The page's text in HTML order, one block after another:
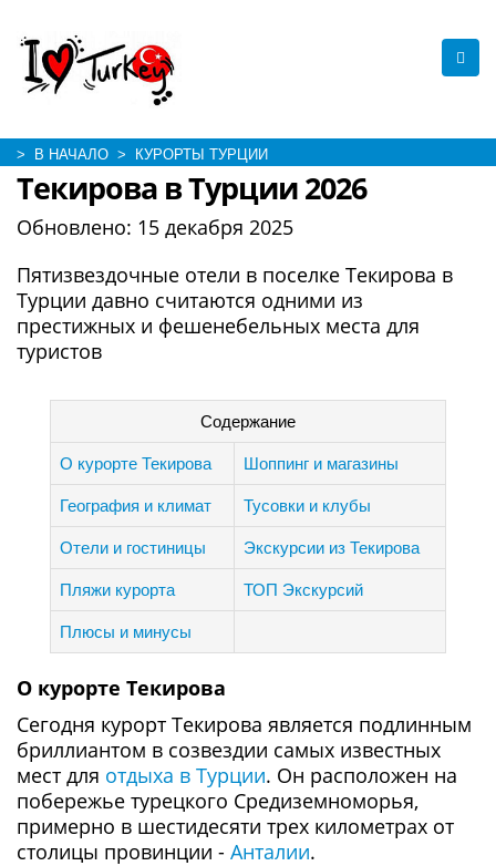
> В НАЧАЛО > КУРОРТЫ ТУРЦИИ
Текирова в Турции 2026
Обновлено: 15 декабря 2025
Пятизвездочные отели в поселке Текирова в
Турции давно считаются одними из
престижных и фешенебельных места для
туристов
Содержание
О курорте Текирова Шоппинг и магазины
География и климат Тусовки и клубы
Отели и гостиницы Экскурсии из Текирова
Пляжи курорта ТОП Экскурсий
Плюсы и минусы
О курорте Текирова
Сегодня курорт Текирова является подлинным
бриллиантом в созвездии самых известных
мест для отдыха в Турции. Он расположен на
побережье турецкого Средиземноморья,
примерно в шестидесяти трех километрах от
столицы провинции - Анталии.